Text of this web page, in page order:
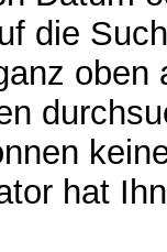
die
hat